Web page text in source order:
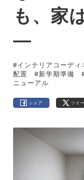
も、家
―
#インテリアコーディ
配置
#新学期準備
ニューアル
シェア ツイ